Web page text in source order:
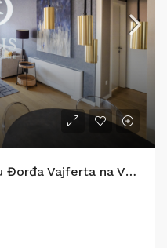
Prodaja trosobnog stana u Đorđa Vajferta na Vračaru,78m2